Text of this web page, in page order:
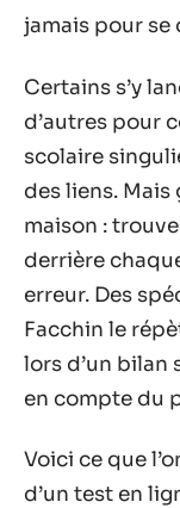
jamais pour se
Certains s’y
d’autres pour
scolaire
des liens.
maison :
derrière
erreur. Des
Facchin le
lors d’un bilan
en compte du
Voici ce que
d’un test en